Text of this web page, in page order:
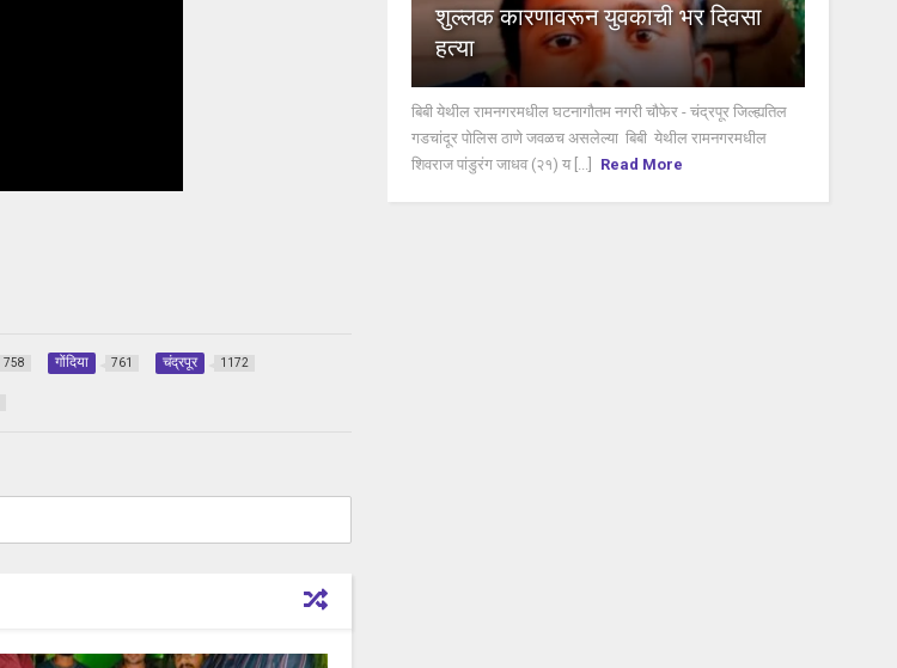
758 गोंदिया 761 चंद्रपूर 1172
शुल्लक कारणावरून युवकाची भर दिवसा
हत्या
बिबी येथील रामनगरमधील घटनागौतम नगरी चौफेर - चंद्रपूर जिल्ह्यतिल
गडचांदूर पोलिस ठाणे जवळच असलेल्या बिबी येथील रामनगरमधील
शिवराज पांडुरंग जाधव (२१) य [...]
Read More